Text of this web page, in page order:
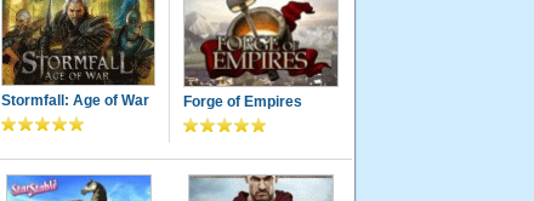
Stormfall: Age of War Forge of Empires